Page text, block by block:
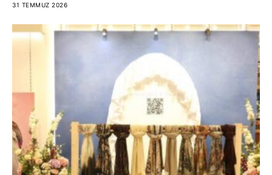
31 TEMMUZ 2026